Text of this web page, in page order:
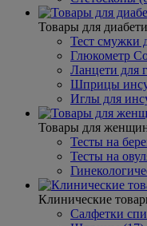
Товары для
Тест смужки
Глюкометр
Ланцети для
Шприцы
Иглы для
Товары для
Тесты на
Тесты на
Клинические
Салфетки